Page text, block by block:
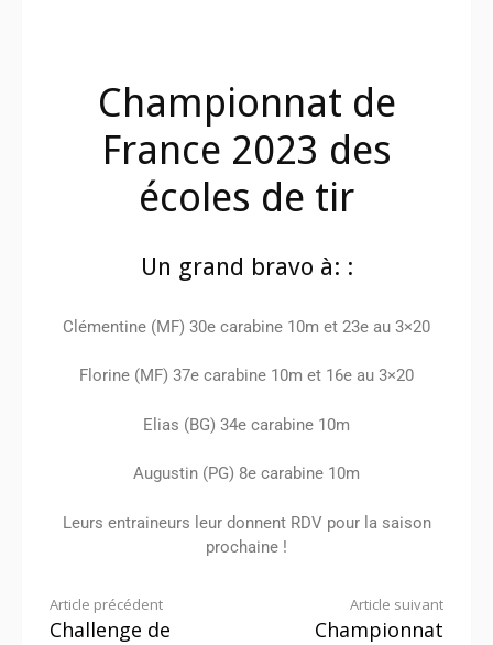
Championnat de
France 2023 des
écoles de tir
Un grand bravo à: :
Clémentine (MF) 30e carabine 10m et 23e au 3×20
Florine (MF) 37e carabine 10m et 16e au 3×20
Elias (BG) 34e carabine 10m
Augustin (PG) 8e carabine 10m
Leurs entraineurs leur donnent RDV pour la saison
prochaine !
Article précédent
Challenge de
Article suivant
Championnat